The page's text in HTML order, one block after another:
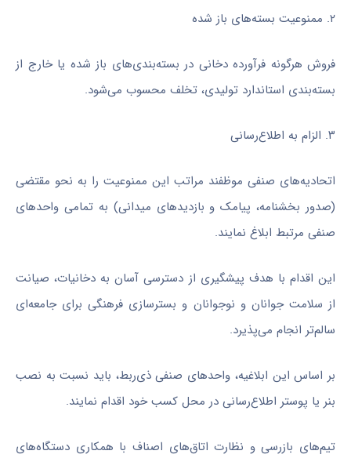
۲. ممنوعیت بسته‌های باز شده
فروش هرگونه فرآورده دخانی در بسته‌بندی‌های باز شده یا خارج از
بسته‌بندی استاندارد تولیدی، تخلف محسوب می‌شود.
۳. الزام به اطلاع‌رسانی
اتحادیه‌های صنفی موظفند مراتب این ممنوعیت را به نحو مقتضی
(صدور بخشنامه، پیامک و بازدیدهای میدانی) به تمامی واحدهای
صنفی مرتبط ابلاغ نمایند.
این اقدام با هدف پیشگیری از دسترسی آسان به دخانیات، صیانت
از سلامت جوانان و نوجوانان و بسترسازی فرهنگی برای جامعه‌ای
سالم‌تر انجام می‌پذیرد.
بر اساس این ابلاغیه، واحدهای صنفی ذی‌ربط، باید نسبت به نصب
بنر یا پوستر اطلاع‌رسانی در محل کسب خود اقدام نمایند.
تیم‌های بازرسی و نظارت اتاق‌های اصناف با همکاری دستگاه‌های